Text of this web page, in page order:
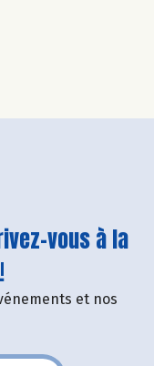
vous à la
et nos